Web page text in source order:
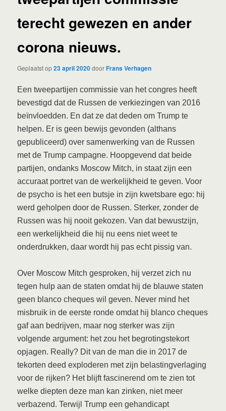
terecht gewezen en ander
corona nieuws.
Geplaatst op23 april 2020doorFrans Verhagen
Een tweepartijen commissie van het congres heeft
bevestigd dat de Russen de verkiezingen van 2016
beïnvloedden. En dat ze dat deden om Trump te
helpen. Er is geen bewijs gevonden (althans
gepubliceerd) over samenwerking van de Russen
met de Trump campagne. Hoopgevend dat beide
partijen, ondanks Moscow Mitch, in staat zijn een
accuraat portret van de werkelijkheid te geven. Voor
de psycho is het een butsje in zijn kwetsbare ego: hij
werd geholpen door de Russen. Sterker, zonder de
Russen was hij nooit gekozen. Van dat bewustzijn,
een werkelijkheid die hij nu eens niet weet te
onderdrukken, daar wordt hij pas echt pissig van.
Over Moscow Mitch gesproken, hij verzet zich nu
tegen hulp aan de staten omdat hij de blauwe staten
geen blanco cheques wil geven. Never mind het
misbruik in de eerste ronde omdat hij blanco cheques
gaf aan bedrijven, maar nog sterker was zijn
volgende argument: het zou het begrotingstekort
opjagen. Really? Dit van de man die in 2017 de
tekorten deed exploderen met zijn belastingverlaging
voor de rijken? Het blijft fascinerend om te zien tot
welke diepten deze man kan zinken, niet meer
verbazend. Terwijl Trump een gehandicapt